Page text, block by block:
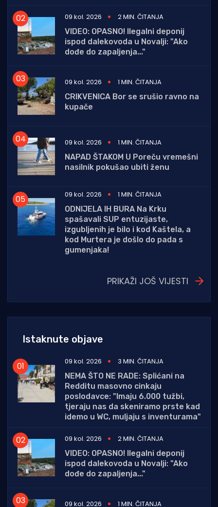
09 kol. 2026
2 MIN. ČITANJA
VIDEO: OPASNO! Ilegalni deponij
ispod dalekovoda u Novalji: "Ako
dođe do zapaljenja..."
09 kol. 2026
1 MIN. ČITANJA
CRIKVENICA Bor se srušio ravno na
kupače
09 kol. 2026
1 MIN. ČITANJA
NAPAD ŠTAKOM U Poreču vremešni
nasilnik pokušao ubiti ženu
09 kol. 2026
1 MIN. ČITANJA
ODNIJELA IH BURA Na Krku
spašavali SUP entuzijaste,
izgubljenih je bilo i kod Kaštela, a
kod Murtera je došlo do pada s
gumenjaka!
PRIKAŽI JOŠ VIJESTI
Istaknute objave
09 kol. 2026
3 MIN. ČITANJA
NEMA ŠTO NE RADE: Splićani na
Redditu masovno cinkaju
poslodavce: "Imaju 6.000 tužbi,
tjeraju nas da skeniramo prste kad
idemo u WC, muljaju s inventurama"
09 kol. 2026
2 MIN. ČITANJA
VIDEO: OPASNO! Ilegalni deponij
ispod dalekovoda u Novalji: "Ako
dođe do zapaljenja..."
09 kol. 2026 1 MIN. ČITANJA